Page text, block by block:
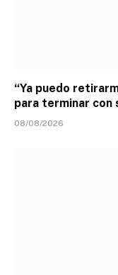
“Ya puedo
para terminar con
08/08/2026